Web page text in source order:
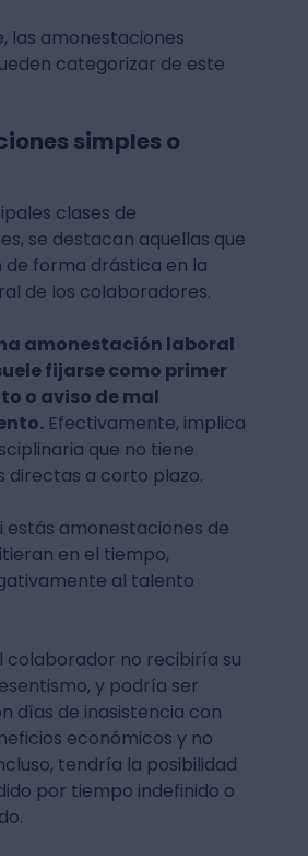
las amonestaciones
categorizar de este
simples o
clases de
se destacan aquellas que
forma drástica en la
de los colaboradores.
amonestación laboral
fijarse como primer
o aviso de mal
Efectivamente, implica
que no tiene
directas a corto plazo.
estás amonestaciones de
en el tiempo,
al talento
colaborador no recibiría su
y podría ser
días de inasistencia con
económicos y no
tendría la posibilidad
por tiempo indefinido o